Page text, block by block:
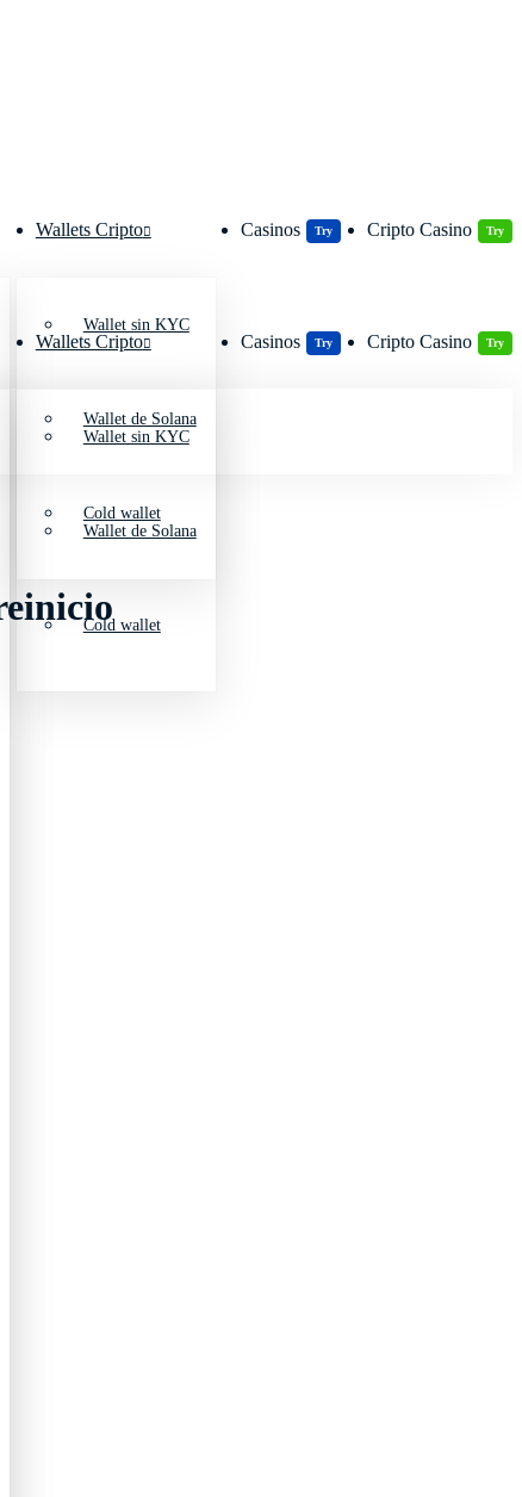
Wallets Cripto
Wallet sin KYC
Wallet de Solana
Cold wallet
Casinos Try Cripto Casino Try
Wallets Cripto
Wallet sin KYC
Wallet de Solana
Cold wallet
Casinos Try Cripto Casino Try